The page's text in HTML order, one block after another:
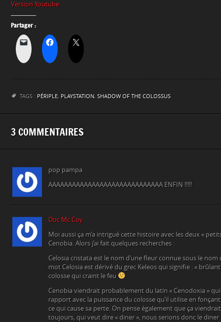
Version Youtube
Partager :
TAGS : PÉRIPLE, PLAYSTATION, SHADOW OF THE COLOSSUS
3 COMMENTAIRES
pop pampa
AAAAAAAAAAAAAAAAAAAAAAAAAAAAA ENFIN !!!!!
Doc Mc Coy
Moi aussi ça m’a intrigué cette histoire avec les deux «
Cenobia. Alors j’ai fait quelques recherches :
Celosia cristata est le nom d’une fleur connue sous le nom
mot Celosia est dérivé du grec Keleos qui signifie : «
colosse qui craint le feu
Cenobia viendrait probablement du latin « Cenodoxia »
rapport avec la puissance du colosse qu’il utilise en
ce qui cause sa perte. On pense également que ça
toujours, qui veut dire « diner », nous serions donc le